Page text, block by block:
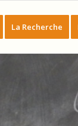
La Recherche